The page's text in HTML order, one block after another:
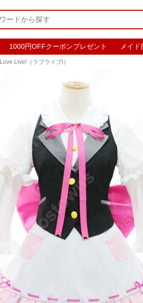
1000円OFFクーポンプレゼント メイド
Love Live!（ラブライブ!）